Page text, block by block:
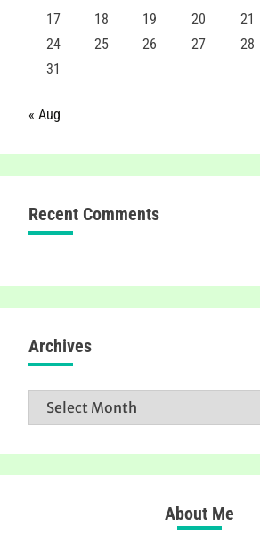
17
18 19 20 21
24
25 26 27 28
31
« Aug
Recent Comments
Archives
Archives
About Me